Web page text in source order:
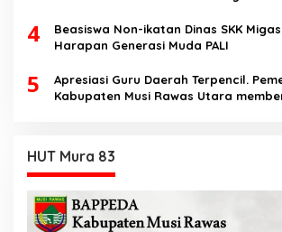
4
Beasiswa Non-ikatan Dinas SKK
Harapan Generasi Muda PALI
5
Apresiasi Guru Daerah Terpencil.
Kabupaten Musi Rawas Utara
HUT Mura 83